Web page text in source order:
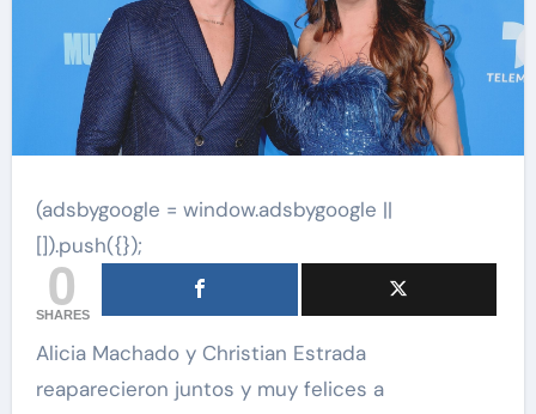
(adsbygoogle = window.adsbygoogle ||
[]).push({});
0
SHARES
Alicia Machado y Christian Estrada
reaparecieron juntos y muy felices a